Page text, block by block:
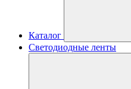
Каталог
Светодиодные ленты